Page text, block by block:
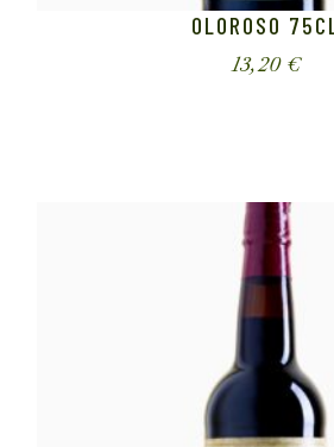
OLOROSO
13,20 €